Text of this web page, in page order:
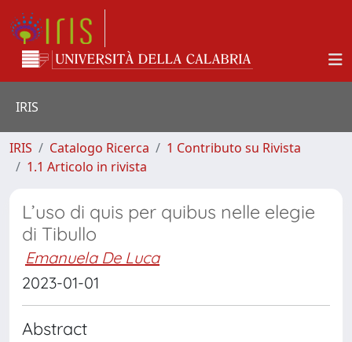
IRIS
IRIS Catalogo Ricerca
1 Contributo su Rivista
1.1 Articolo in rivista
L’uso di quis per quibus nelle elegie
di Tibullo
Emanuela De Luca
2023-01-01
Abstract